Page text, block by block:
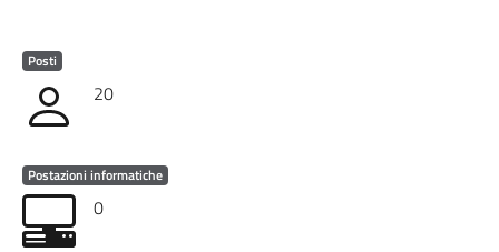
Posti
20
Postazioni informatiche
0